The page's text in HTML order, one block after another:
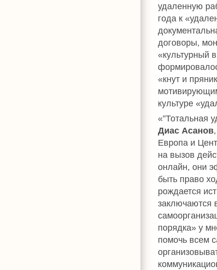
удаленную
года к
договоры,
«культурный
«кнут и
культуре
«”Тотальная
Диас Асанов
Европа и
на вызов
онлайн, они
быть право
рождается
заключаются
порядка» у
помочь всем